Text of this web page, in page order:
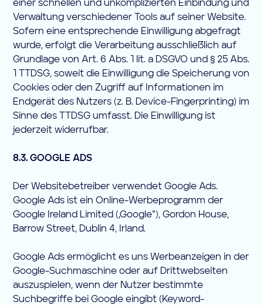
einer schnellen und unkomplizierten Einbindung und
Verwaltung verschiedener Tools auf seiner Website.
Sofern eine entsprechende Einwilligung abgefragt
wurde, erfolgt die Verarbeitung ausschließlich auf
Grundlage von Art. 6 Abs. 1 lit. a DSGVO und § 25 Abs.
1 TTDSG, soweit die Einwilligung die Speicherung von
Cookies oder den Zugriff auf Informationen im
Endgerät des Nutzers (z. B. Device-Fingerprinting) im
Sinne des TTDSG umfasst. Die Einwilligung ist
jederzeit widerrufbar.
8.3. GOOGLE ADS
Der Websitebetreiber verwendet Google Ads.
Google Ads ist ein Online-Werbeprogramm der
Google Ireland Limited („Google“), Gordon House,
Barrow Street, Dublin 4, Irland.
Google Ads ermöglicht es uns Werbeanzeigen in der
Google-Suchmaschine oder auf Drittwebseiten
auszuspielen, wenn der Nutzer bestimmte
Suchbegriffe bei Google eingibt (Keyword-